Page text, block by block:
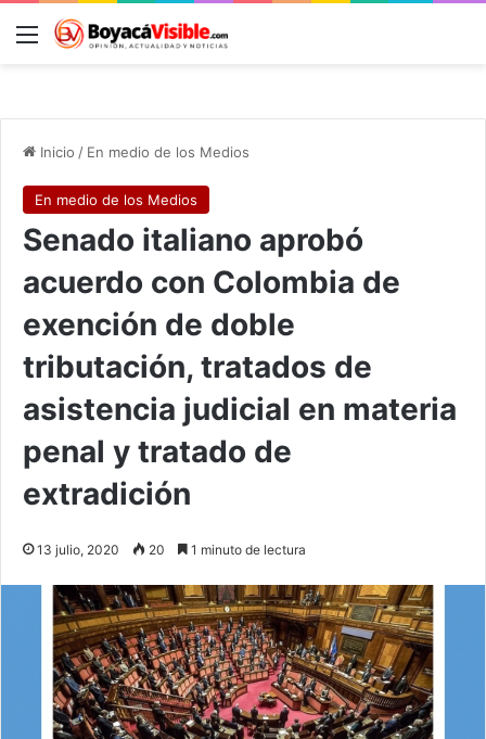
Menú
Inicio / En medio de los Medios
En medio de los Medios
Senado italiano aprobó
acuerdo con Colombia de
exención de doble
tributación, tratados de
asistencia judicial en materia
penal y tratado de
extradición
13 julio, 2020 20 1 minuto de lectura